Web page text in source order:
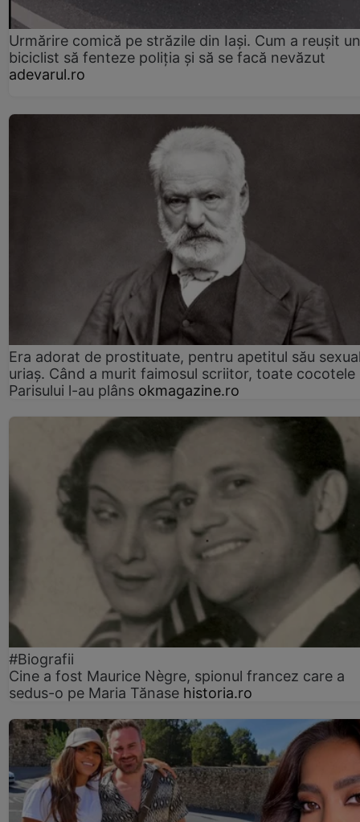
Urmărire comică pe străzile din Iași. Cum a reușit un
biciclist să fenteze poliția și să se facă nevăzut
adevarul.ro
Era adorat de prostituate, pentru apetitul său
uriaș. Când a murit faimosul scriitor, toate cocotele
Parisului l-au plâns okmagazine.ro
#Biografii
Cine a fost Maurice Nègre, spionul francez care a
sedus-o pe Maria Tănase historia.ro